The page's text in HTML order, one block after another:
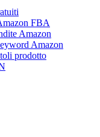
FBA
Amazon
Amazon
prodotto